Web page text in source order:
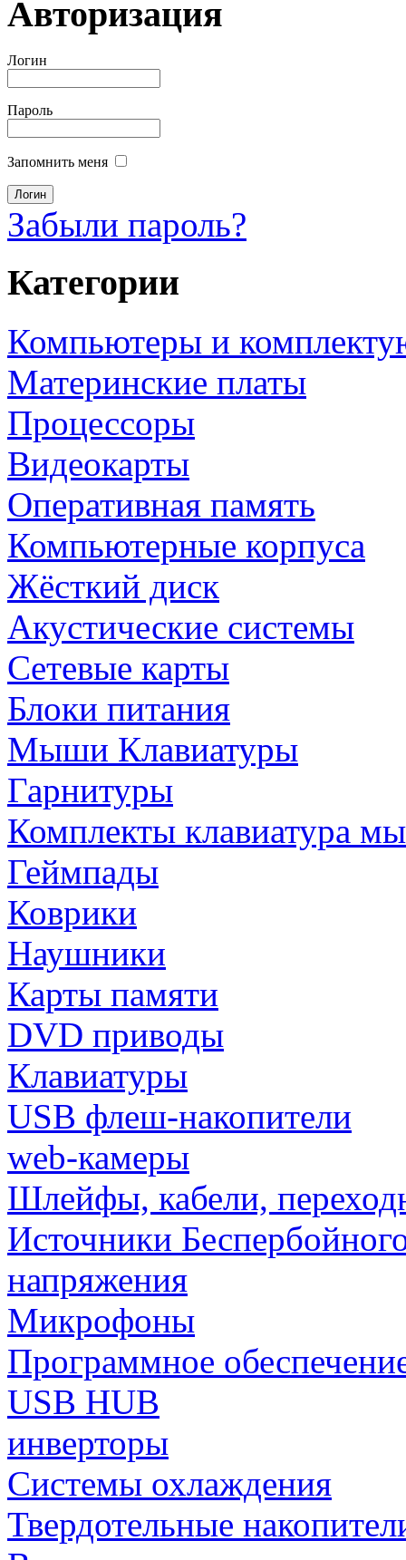
Авторизация
Логин
Пароль
Запомнить меня
Забыли пароль?
Категории
Компьютеры и
Материнские платы
Процессоры
Видеокарты
Оперативная память
Компьютерные корпуса
Жёсткий диск
Акустические системы
Сетевые карты
Блоки питания
Мыши Клавиатуры
Гарнитуры
Комплекты клавиатура
Геймпады
Коврики
Наушники
Карты памяти
DVD приводы
Клавиатуры
USB флеш-накопители
web-камеры
Шлейфы, кабели,
Источники
напряжения
Микрофоны
Программное
USB HUB
инверторы
Системы охлаждения
Твердотельные